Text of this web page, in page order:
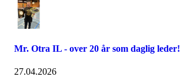
Mr. Otra IL - over 20 år som daglig leder!
27.04.2026